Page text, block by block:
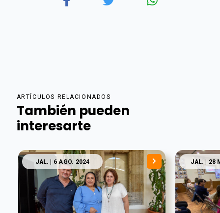
ARTÍCULOS RELACIONADOS
También pueden
interesarte
JAL. | 6 AGO. 2024 JAL. | 28